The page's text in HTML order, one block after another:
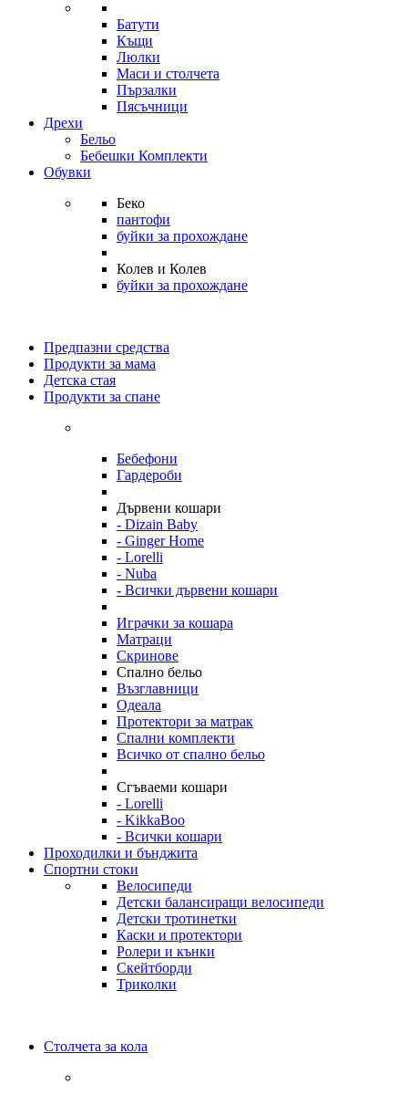
Батути
Къщи
Люлки
Маси и столчета
Пързалки
Пясъчници
Дрехи
Бельо
Бебешки Комплекти
Обувки
Беко
пантофи
буйки за прохождане
Колев и Колев
буйки за прохождане
Предпазни средства
Продукти за мама
Детска стая
Продукти за спане
Бебефони
Гардероби
Дървени кошари
- Dizain Baby
- Ginger Home
- Lorelli
- Nuba
- Всички дървени кошари
Играчки за кошара
Матраци
Скринове
Спално бельо
Възглавници
Одеала
Протектори за матрак
Спални комплекти
Всичко от спално бельо
Сгъваеми кошари
- Lorelli
- KikkaBoo
- Всички кошари
Проходилки и бънджита
Спортни стоки
Велосипеди
Детски балансиращи велосипеди
Детски тротинетки
Каски и протектори
Ролери и кънки
Скейтборди
Триколки
Столчета за кола